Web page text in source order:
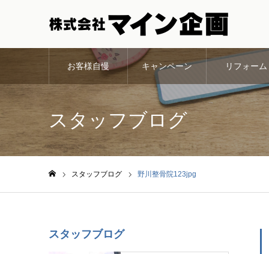
お客様自慢 キャンペーン リフォーム
スタッフブログ
スタッフブログ 野川整骨院123jpg
スタッフブログ